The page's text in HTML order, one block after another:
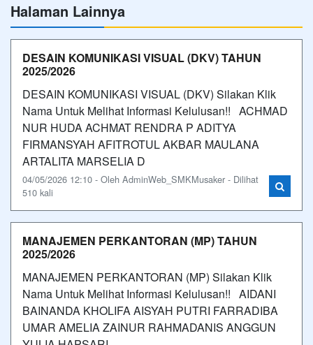
Halaman Lainnya
DESAIN KOMUNIKASI VISUAL (DKV) TAHUN
2025/2026
DESAIN KOMUNIKASI VISUAL (DKV) Silakan Klik
Nama Untuk Melihat Informasi Kelulusan!! ACHMAD
NUR HUDA ACHMAT RENDRA P ADITYA
FIRMANSYAH AFITROTUL AKBAR MAULANA
ARTALITA MARSELIA D
04/05/2026 12:10 - Oleh AdminWeb_SMKMusaker - Dilihat
510 kali
MANAJEMEN PERKANTORAN (MP) TAHUN
2025/2026
MANAJEMEN PERKANTORAN (MP) Silakan Klik
Nama Untuk Melihat Informasi Kelulusan!! AIDANI
BAINANDA KHOLIFA AISYAH PUTRI FARRADIBA
UMAR AMELIA ZAINUR RAHMADANIS ANGGUN